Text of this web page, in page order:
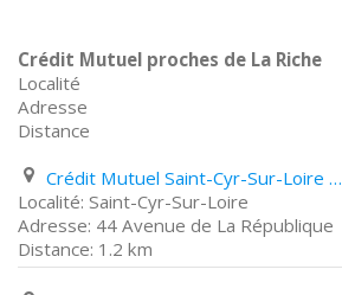
Crédit Mutuel proches de La Riche
Localité
Adresse
Distance
Crédit Mutuel Saint-Cyr-Sur-Loire 44 Avenue de La République
Saint-Cyr-Sur-Loire
44 Avenue de La République
1.2 km